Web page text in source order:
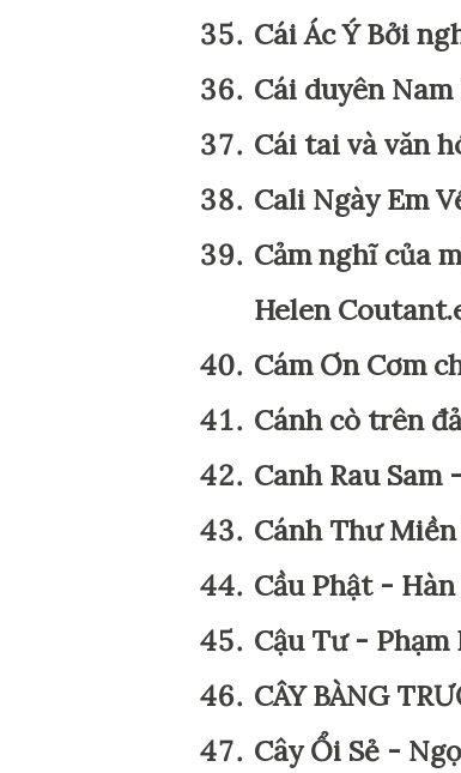
Cái Ác Ý Bởi
Cái duyên
Cái tai và văn
Cali Ngày Em
Cảm nghĩ của
Helen
Cám Ơn Cơm
Cánh cò trên
Canh Rau
Cánh Thư
Cầu Phật -
Cậu Tư - Phạm
CÂY BÀNG
Cây Ổi Sẻ -